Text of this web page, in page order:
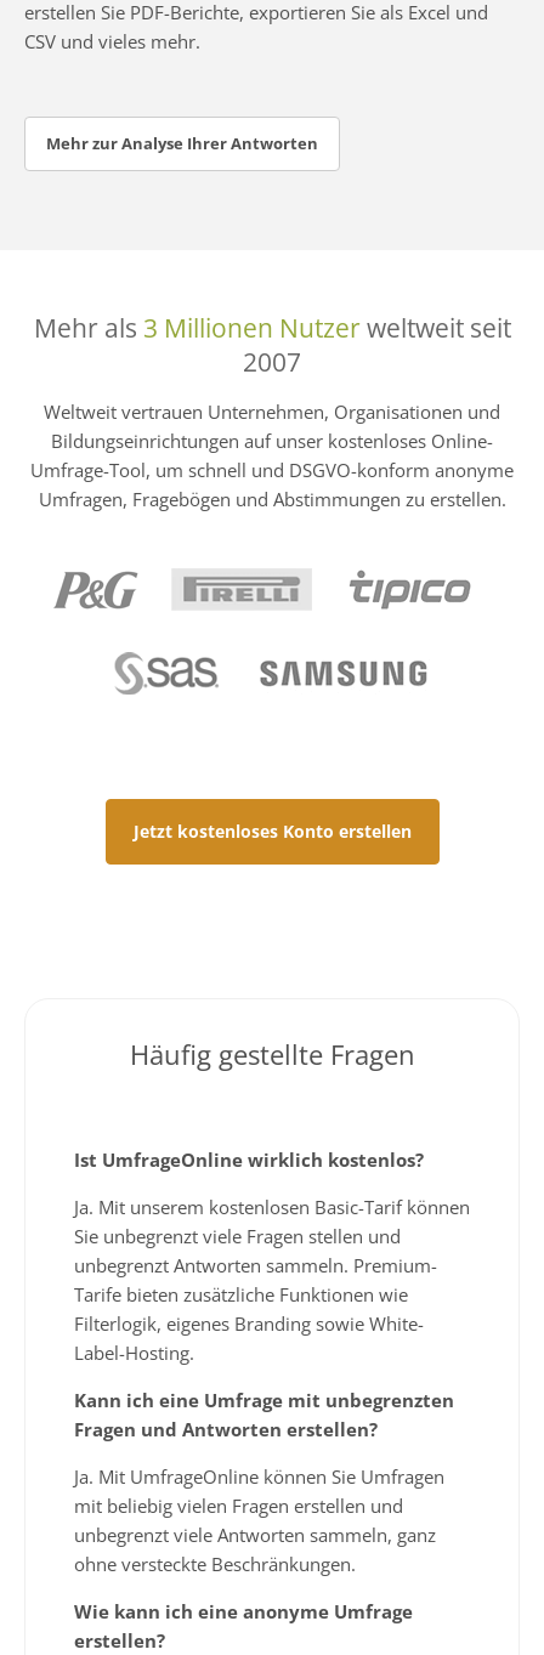
erstellen Sie PDF-Berichte, exportieren Sie als Excel und
CSV und vieles mehr.
Mehr zur Analyse Ihrer Antworten
Mehr als 3 Millionen Nutzerweltweit seit
2007
Weltweit vertrauen Unternehmen, Organisationen und
Bildungseinrichtungen auf unser kostenloses Online-
Umfrage-Tool, um schnell und DSGVO-konform anonyme
Umfragen, Fragebögen und Abstimmungen zu erstellen.
Jetzt kostenloses Konto erstellen
Häufig gestellte Fragen
Ist UmfrageOnline wirklich kostenlos?
Ja. Mit unserem kostenlosen Basic-Tarif können
Sie unbegrenzt viele Fragen stellen und
unbegrenzt Antworten sammeln. Premium-
Tarife bieten zusätzliche Funktionen wie
Filterlogik, eigenes Branding sowie White-
Label-Hosting.
Kann ich eine Umfrage mit unbegrenzten
Fragen und Antworten erstellen?
Ja. Mit UmfrageOnline können Sie Umfragen
mit beliebig vielen Fragen erstellen und
unbegrenzt viele Antworten sammeln, ganz
ohne versteckte Beschränkungen.
Wie kann ich eine anonyme Umfrage
erstellen?